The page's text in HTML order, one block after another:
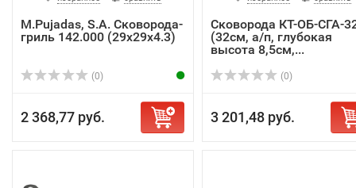
M.Pujadas, S.A. Сковорода-
гриль 142.000 (29х29х4.3)
(0)
2 368,77 руб.
Сковорода КТ-ОБ-СГА-
(32см, а/п, глубокая
высота 8,5см,...
(0)
3 201,48 руб.